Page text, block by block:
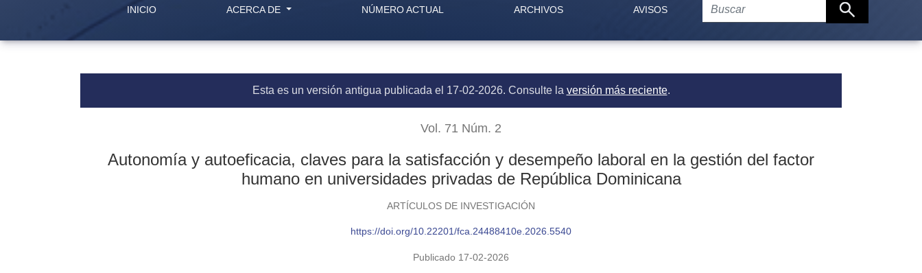
INICIO ACERCA DE NÚMERO ACTUAL ARCHIVOS AVISOS
Esta es un versión antigua publicada el 17-02-2026. Consulte la versión más reciente.
Vol. 71 Núm. 2
Autonomía y autoeficacia, claves para la satisfacción y desempeño laboral en la gestión del factor
humano en universidades privadas de República Dominicana
ARTÍCULOS DE INVESTIGACIÓN
https://doi.org/10.22201/fca.24488410e.2026.5540
Publicado 17-02-2026